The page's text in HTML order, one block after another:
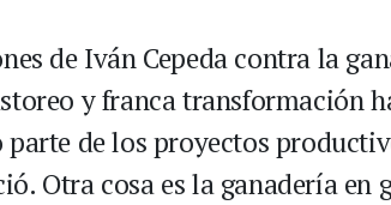
de Iván Cepeda contra la
y franca transformación
de los proyectos
Otra cosa es la ganadería en